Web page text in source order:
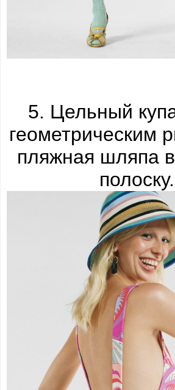
5. Цельный
геометрическим
пляжная шляпа
полоску.